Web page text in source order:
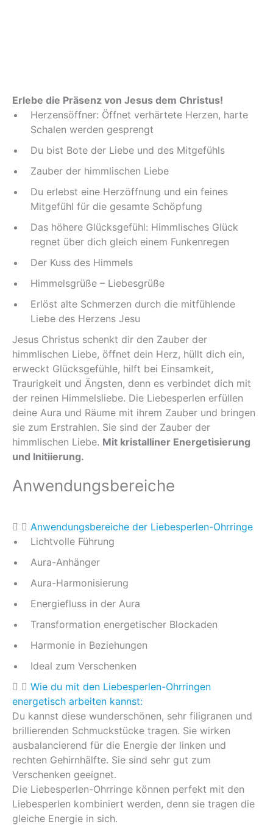
Erlebe die Präsenz von Jesus dem Christus!
Herzensöffner: Öffnet verhärtete Herzen, harte
Schalen werden gesprengt
Du bist Bote der Liebe und des Mitgefühls
Zauber der himmlischen Liebe
Du erlebst eine Herzöffnung und ein feines
Mitgefühl für die gesamte Schöpfung
Das höhere Glücksgefühl: Himmlisches Glück
regnet über dich gleich einem Funkenregen
Der Kuss des Himmels
Himmelsgrüße – Liebesgrüße
Erlöst alte Schmerzen durch die mitfühlende
Liebe des Herzens Jesu
Jesus Christus schenkt dir den Zauber der
himmlischen Liebe, öffnet dein Herz, hüllt dich ein,
erweckt Glücksgefühle, hilft bei Einsamkeit,
Traurigkeit und Ängsten, denn es verbindet dich mit
der reinen Himmelsliebe. Die Liebesperlen erfüllen
deine Aura und Räume mit ihrem Zauber und bringen
sie zum Erstrahlen. Sie sind der Zauber der
himmlischen Liebe. Mit kristalliner Energetisierung
und Initiierung.
Anwendungsbereiche
Anwendungsbereiche der Liebesperlen-Ohrringe
Lichtvolle Führung
Aura-Anhänger
Aura-Harmonisierung
Energiefluss in der Aura
Transformation energetischer Blockaden
Harmonie in Beziehungen
Ideal zum Verschenken
Wie du mit den Liebesperlen-Ohrringen
energetisch arbeiten kannst:
Du kannst diese wunderschönen, sehr filigranen und
brillierenden Schmuckstücke tragen. Sie wirken
ausbalancierend für die Energie der linken und
rechten Gehirnhälfte. Sie sind sehr gut zum
Verschenken geeignet.
Die Liebesperlen-Ohrringe können perfekt mit den
Liebesperlen kombiniert werden, denn sie tragen die
gleiche Energie in sich.